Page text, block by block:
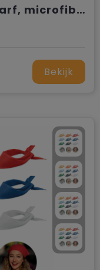
DARIA - Multifunction scarf, microfiber
Bekijk